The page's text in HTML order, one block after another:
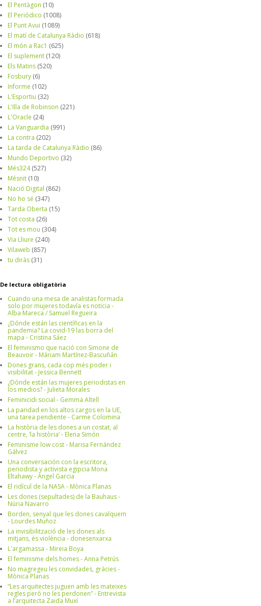
El Pentàgon (10)
El Periódico (1008)
El Punt Avui (1089)
El matí de Catalunya Ràdio (618)
El món a Rac1 (625)
El suplement (120)
Els Matins (520)
Fosbury (6)
Informe (102)
L'Esportiu (32)
L'Illa de Robinson (221)
L'Oracle (24)
La Vanguardia (991)
La contra (202)
La tarda de Catalunya Ràdio (86)
Mundo Deportivo (32)
Més324 (527)
Mésnit (10)
Nació Digital (862)
No ho sé (347)
Tarda Oberta (15)
Tot costa (26)
Tot es mou (304)
Via Lliure (240)
Vilaweb (857)
tu diràs (31)
De lectura obligatòria
Cuando una mesa de analistas formada
solo por mujeres todavía es noticia -
Alba Mareca / Samuel Regueira
¿Dónde están las científicas en la
pandemia? La covid-19 las borra del
mapa - Cristina Sáez
El feminismo que nació con Simone de
Beauvoir - Máriam Martínez-Bascuñán
Dones grans, cada cop més poder i
visibilitat - Jessica Bennett
¿Dónde están las mujeres periodistas en
los medios? - Julieta Morales
Feminicidi social - Gemma Altell
La paridad en los altos cargos en la UE,
una tarea pendiente - Carme Colomina
La història de les dones a un costat, al
centre, ‘la història’ - Elena Simón
Feminisme low cost - Marisa Fernández
Gálvez
Una conversación con la escritora,
periodista y activista egipcia Mona
Eltahawy - Àngel Garcia
El ridícul de la NASA - Mònica Planas
Les dones (sepultades) de la Bauhaus -
Núria Navarro
Borden, senyal que les dones cavalquem
- Lourdes Muñoz
La invisibilització de les dones als
mitjans, és violència - donesenxarxa
L'argamassa - Mireia Boya
El feminisme dels homes - Anna Petrús
No magregeu les convidades, gràcies -
Mònica Planas
“Les arquitectes juguen amb les mateixes
regles però no les perdonen” - Entrevista
a l’arquitecta Zaida Muxí